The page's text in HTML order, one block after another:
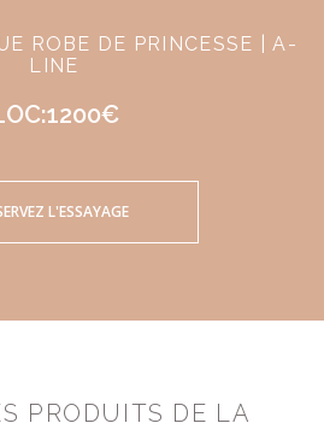
ROBE DE PRINCESSE | A-
LINE
L'ESSAYAGE
PRODUITS DE LA